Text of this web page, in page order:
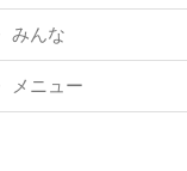
みんな
メニュー